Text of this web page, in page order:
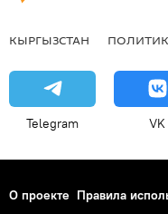
КЫРГЫЗСТАН
Telegram VK
О проекте Правила